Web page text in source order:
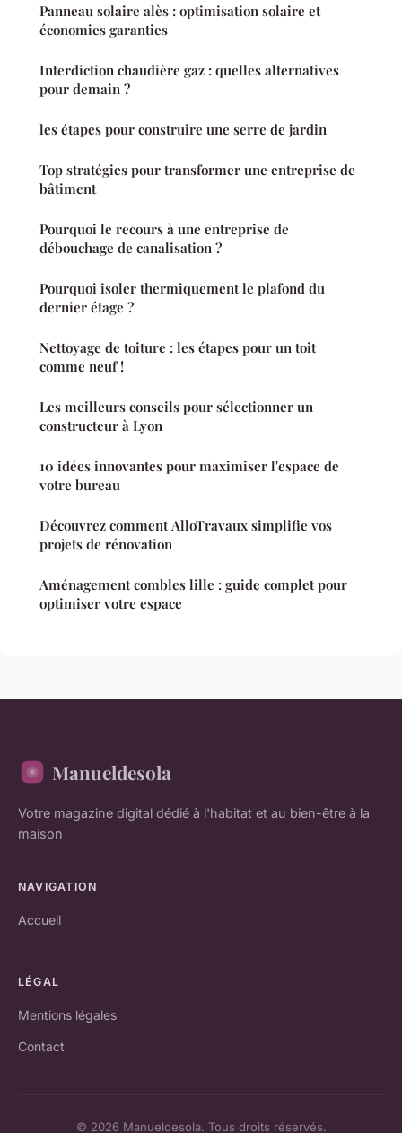
Panneau solaire alès : optimisation solaire et
économies garanties
Interdiction chaudière gaz : quelles alternatives
pour demain ?
les étapes pour construire une serre de jardin
Top stratégies pour transformer une entreprise de
bâtiment
Pourquoi le recours à une entreprise de
débouchage de canalisation ?
Pourquoi isoler thermiquement le plafond du
dernier étage ?
Nettoyage de toiture : les étapes pour un toit
comme neuf !
Les meilleurs conseils pour sélectionner un
constructeur à Lyon
10 idées innovantes pour maximiser l'espace de
votre bureau
Découvrez comment AlloTravaux simplifie vos
projets de rénovation
Aménagement combles lille : guide complet pour
optimiser votre espace
Manueldesola
Votre magazine digital dédié à l'habitat et au bien-être à la
maison
NAVIGATION
Accueil
LÉGAL
Mentions légales
Contact
© 2026 Manueldesola. Tous droits réservés.